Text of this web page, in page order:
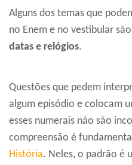
Alguns dos temas que
no Enem e no vestibular
datas e relógios.
Questões que pedem
algum episódio e colocam
esses numerais não são
compreensão é
História. Neles, o padrão é